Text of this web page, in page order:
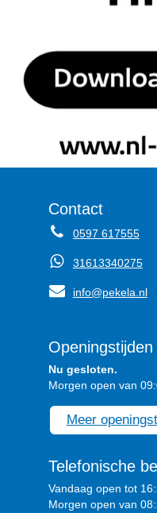
Contact
0597 617555
31613340275
info@pekela.nl
Nu gesloten.
Morgen open van
Meer
Telefonische
Vandaag open tot
Morgen open van